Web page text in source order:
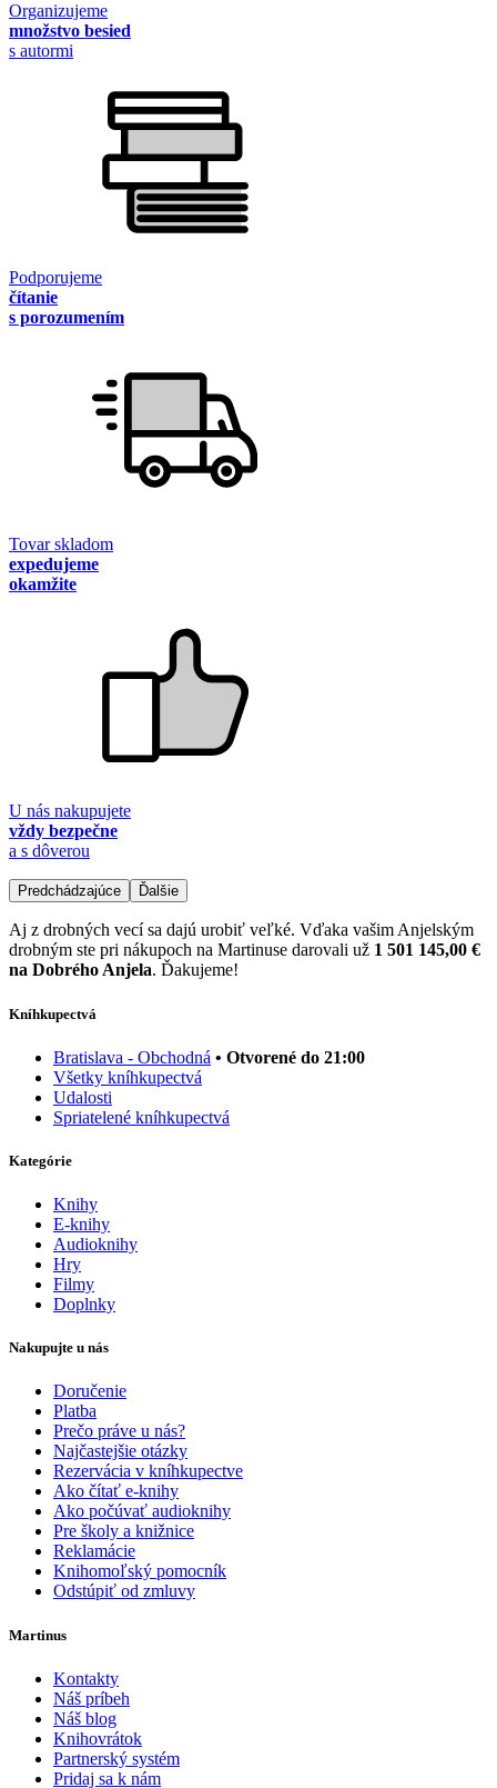
Organizujeme
množstvo besied
s autormi
Podporujeme
čítanie
s porozumením
Tovar skladom
expedujeme
okamžite
U nás nakupujete
vždy bezpečne
a s dôverou
Predchádzajúce Ďalšie
Aj z drobných vecí sa dajú urobiť veľké. Vďaka vašim Anjelským
drobným ste pri nákupoch na Martinuse darovali už 1 501 145,00 €
na Dobrého Anjela. Ďakujeme!
Kníhkupectvá
Bratislava - Obchodná • Otvorené do 21:00
Všetky kníhkupectvá
Udalosti
Spriatelené kníhkupectvá
Kategórie
Knihy
E-knihy
Audioknihy
Hry
Filmy
Doplnky
Nakupujte u nás
Doručenie
Platba
Prečo práve u nás?
Najčastejšie otázky
Rezervácia v kníhkupectve
Ako čítať e-knihy
Ako počúvať audioknihy
Pre školy a knižnice
Reklamácie
Knihomoľský pomocník
Odstúpiť od zmluvy
Martinus
Kontakty
Náš príbeh
Náš blog
Knihovrátok
Partnerský systém
Pridaj sa k nám